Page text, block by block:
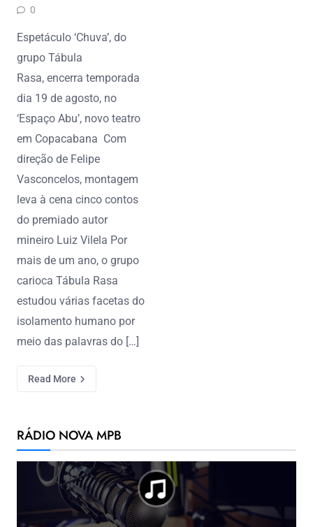
0
Espetáculo ‘Chuva’, do
grupo Tábula
Rasa, encerra temporada
dia 19 de agosto, no
‘Espaço Abu’, novo teatro
em Copacabana Com
direção de Felipe
Vasconcelos, montagem
leva à cena cinco contos
do premiado autor
mineiro Luiz Vilela Por
mais de um ano, o grupo
carioca Tábula Rasa
estudou várias facetas do
isolamento humano por
meio das palavras do […]
Read More
RÁDIO NOVA MPB